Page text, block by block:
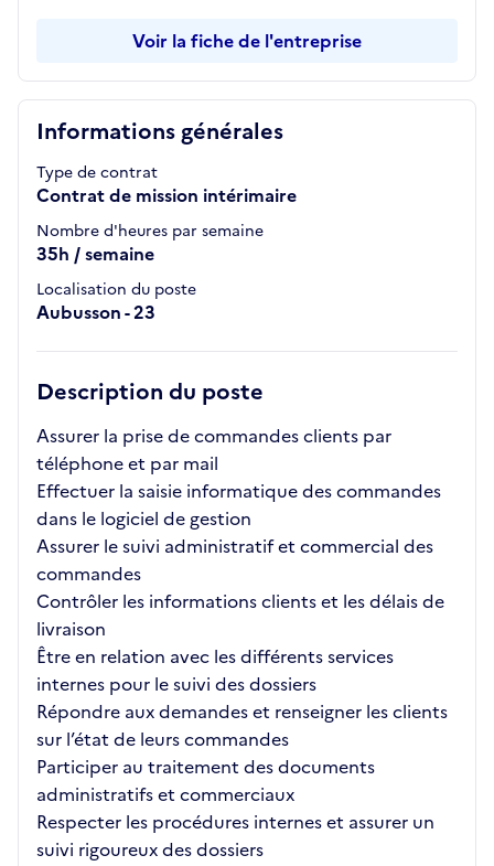
Informations générales
Type de contrat
Contrat de mission intérimaire
Nombre d'heures par semaine
35h / semaine
Localisation du poste
Aubusson - 23
Description du poste
Assurer la prise de commandes clients par
téléphone et par mail
Effectuer la saisie informatique des commandes
dans le logiciel de gestion
Assurer le suivi administratif et commercial des
commandes
Contrôler les informations clients et les délais de
livraison
Être en relation avec les différents services
internes pour le suivi des dossiers
Répondre aux demandes et renseigner les clients
sur l’état de leurs commandes
Participer au traitement des documents
administratifs et commerciaux
Respecter les procédures internes et assurer un
suivi rigoureux des dossiers
Voir la fiche de l'entreprise